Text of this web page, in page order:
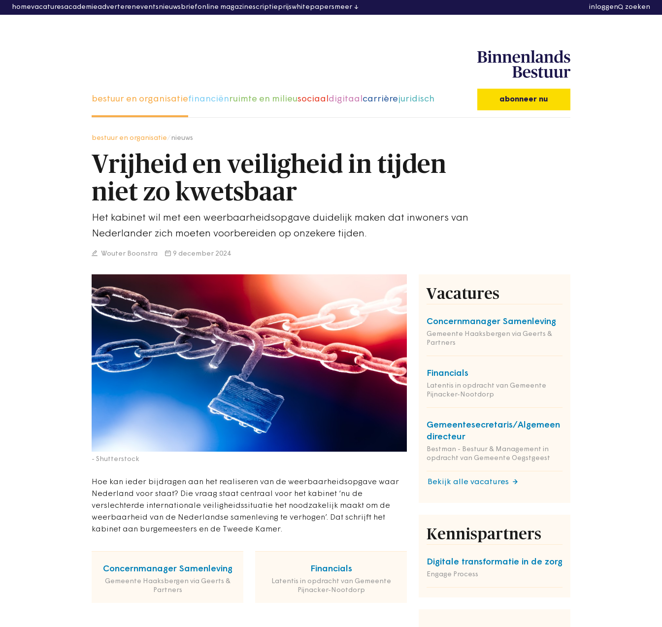
homevacaturesacademieadvertereneventsnieuwsbriefonline magazinescriptieprijswhitepapersmeer inloggen zoeken
bestuur en organisatiefinanciënruimte en milieusociaaldigitaalcarrièrejuridisch abonneer nu
bestuur en organisatie nieuws
Vrijheid en veiligheid in tijden
niet zo kwetsbaar
Het kabinet wil met een weerbaarheidsopgave duidelijk maken dat inwoners van
Nederlander zich moeten voorbereiden op onzekere tijden.
Wouter Boonstra 9 december 2024
- Shutterstock
Hoe kan ieder bijdragen aan het realiseren van de weerbaarheidsopgave waar
Nederland voor staat? Die vraag staat centraal voor het kabinet ‘nu de
verslechterde internationale veiligheidssituatie het noodzakelijk maakt om de
weerbaarheid van de Nederlandse samenleving te verhogen’. Dat schrijft het
kabinet aan burgemeesters en de Tweede Kamer.
Concernmanager Samenleving
Gemeente Haaksbergen via Geerts &
Partners
Financials
Latentis in opdracht van Gemeente
Pijnacker-Nootdorp
Vacatures
Concernmanager Samenleving
Gemeente Haaksbergen via Geerts &
Partners
Financials
Latentis in opdracht van Gemeente
Pijnacker-Nootdorp
Gemeentesecretaris/Algemeen
directeur
Bestman - Bestuur & Management in
opdracht van Gemeente Oegstgeest
Bekijk alle vacatures
Kennispartners
Digitale transformatie in de zorg
Engage Process